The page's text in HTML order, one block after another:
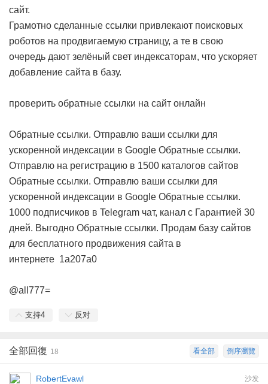
сайт.
Грамотно сделанные ссылки привлекают поисковых
роботов на продвигаемую страницу, а те в свою
очередь дают зелёный свет индексаторам, что ускоряет
добавление сайта в базу.
проверить обратные ссылки на сайт онлайн
Обратные ссылки. Отправлю ваши ссылки для
ускоренной индексации в Google Обратные ссылки.
Отправлю на регистрацию в 1500 каталогов сайтов
Обратные ссылки. Отправлю ваши ссылки для
ускоренной индексации в Google Обратные ссылки.
1000 подписчиков в Telegram чат, канал с Гарантией 30
дней. Выгодно Обратные ссылки. Продам базу сайтов
для бесплатного продвижения сайта в
интернете 1a207a0
@all777=
支持4 反对
倒序瀏覽
看全部
全部回復 18
沙发
RobertEvawl